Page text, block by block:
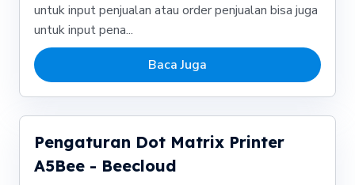
untuk input penjualan atau order penjualan bisa juga
untuk input pena...
Baca Juga
Pengaturan Dot Matrix Printer
A5Bee - Beecloud